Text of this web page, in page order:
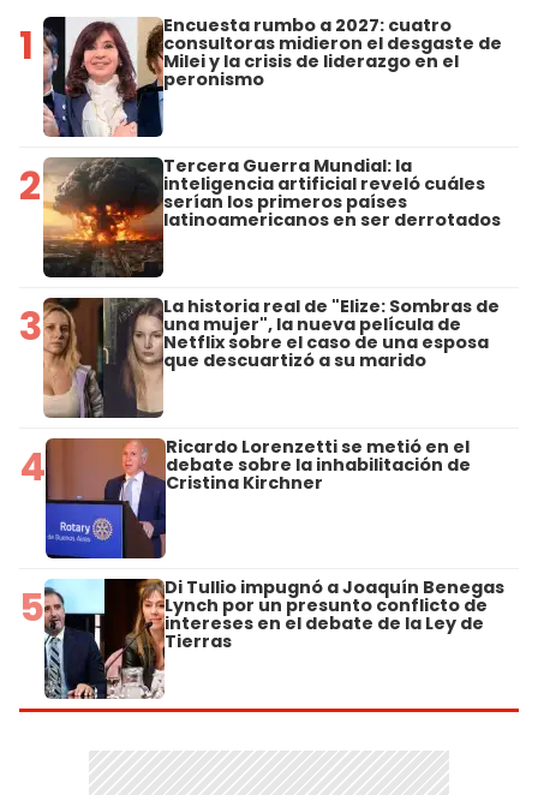
1 Encuesta rumbo a 2027: cuatro
consultoras midieron el desgaste de
Milei y la crisis de liderazgo en el
peronismo
2 Tercera Guerra Mundial: la
inteligencia artificial reveló cuáles
serían los primeros países
latinoamericanos en ser derrotados
3 La historia real de "Elize: Sombras de
una mujer", la nueva película de
Netflix sobre el caso de una esposa
que descuartizó a su marido
4 Ricardo Lorenzetti se metió en el
debate sobre la inhabilitación de
Cristina Kirchner
5 Di Tullio impugnó a Joaquín Benegas
Lynch por un presunto conflicto de
intereses en el debate de la Ley de
Tierras